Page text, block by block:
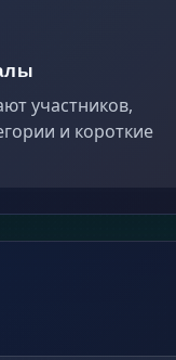
участников,
и короткие